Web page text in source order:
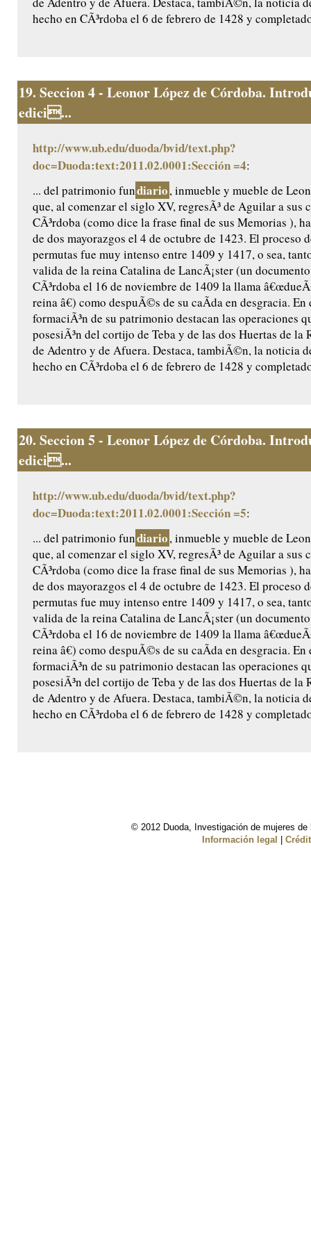
hecho en CÃ³rdoba el 6 de febrero de 1428 y
19. Seccion 4 - Leonor López de Córdoba.
edici...
http://www.ub.edu/duoda/bvid/text.php?
doc=Duoda:text:2011.02.0001:Sección =4:
... del patrimonio fundiario, inmueble y mueble de
que, al comenzar el siglo XV, regresÃ³ de Aguilar a sus
CÃ³rdoba (como dice la frase final de sus Memorias ),
de dos mayorazgos el 4 de octubre de 1423. El proceso
permutas fue muy intenso entre 1409 y 1417, o sea,
valida de la reina Catalina de LancÃ¡ster (un
CÃ³rdoba el 16 de noviembre de 1409 la llama
reina â€) como despuÃ©s de su caÃ­da en desgracia.
formaciÃ³n de su patrimonio destacan las operaciones
posesiÃ³n del cortijo de Teba y de las dos Huertas de la
de Adentro y de Afuera. Destaca, tambiÃ©n, la noticia
hecho en CÃ³rdoba el 6 de febrero de 1428 y
20. Seccion 5 - Leonor López de Córdoba.
edici...
http://www.ub.edu/duoda/bvid/text.php?
doc=Duoda:text:2011.02.0001:Sección =5:
... del patrimonio fundiario, inmueble y mueble de
que, al comenzar el siglo XV, regresÃ³ de Aguilar a sus
CÃ³rdoba (como dice la frase final de sus Memorias ),
de dos mayorazgos el 4 de octubre de 1423. El proceso
permutas fue muy intenso entre 1409 y 1417, o sea,
valida de la reina Catalina de LancÃ¡ster (un
CÃ³rdoba el 16 de noviembre de 1409 la llama
reina â€) como despuÃ©s de su caÃ­da en desgracia.
formaciÃ³n de su patrimonio destacan las operaciones
posesiÃ³n del cortijo de Teba y de las dos Huertas de la
de Adentro y de Afuera. Destaca, tambiÃ©n, la noticia
hecho en CÃ³rdoba el 6 de febrero de 1428 y
© 2012 Duoda, Investigación de mujeres
Información legal